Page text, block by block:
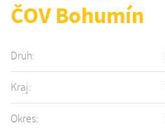
ČOV Bohumín
Druh:
Kraj:
Okres: